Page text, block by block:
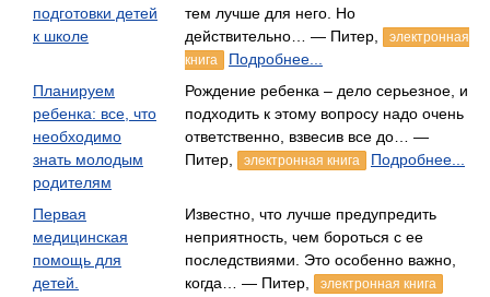
подготовки детей
к школе
тем лучше для него. Но
действительно… — Питер,
электронная
книга
Подробнее...
Планируем
ребенка: все, что
необходимо
знать молодым
родителям
Рождение ребенка – дело серьезное, и
подходить к этому вопросу надо очень
ответственно, взвесив все до… —
Питер,
электронная книга Подробнее...
Первая
медицинская
помощь для
детей.
Известно, что лучше предупредить
неприятность, чем бороться с ее
последствиями. Это особенно важно,
когда… — Питер,
электронная книга